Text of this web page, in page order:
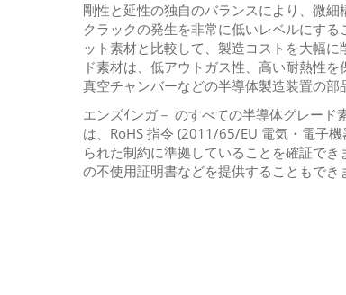
剛性と延性の独自のバランスにより、微
クラックの発生を非常に低いレベルにす
ット素材と比較して、製造コストを大幅
ド素材は、低アウトガス性、高い耐熱性
真空チャンバーなどの半導体製造装置の部
エンズｲンガ－ のすべての半導体グレード
は、RoHS 指令 (2011/65/EU 電気・電子
られた制約に準拠していることを確証で
の不使用証明書などを提供することもでき